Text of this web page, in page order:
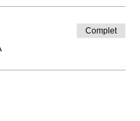
Complet